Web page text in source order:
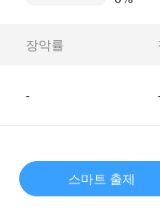
장악률
-
스마트 출제